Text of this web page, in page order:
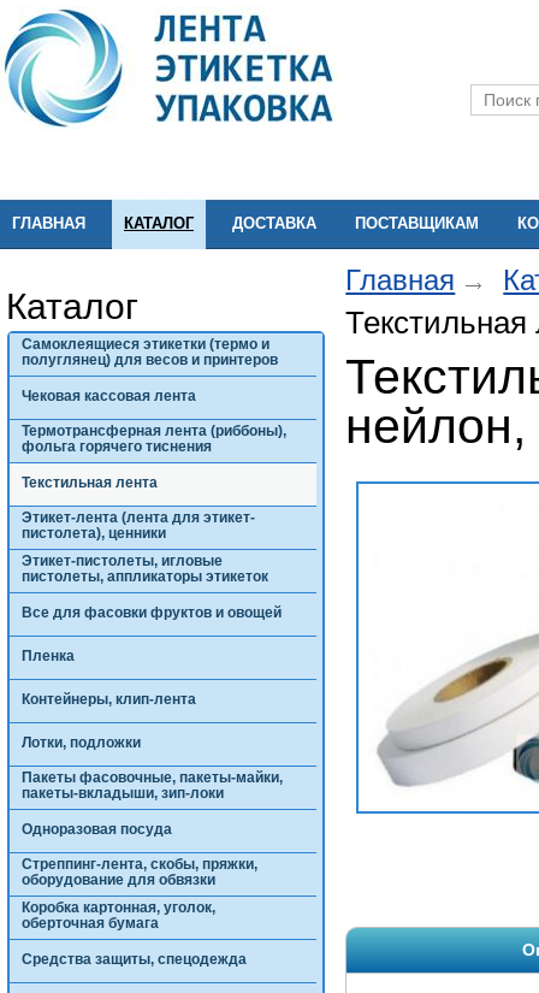
ГЛАВНАЯ КАТАЛОГ ДОСТАВКА ПОСТАВЩИКАМ
Каталог
Самоклеящиеся этикетки (термо и
полуглянец) для весов и принтеров
Чековая кассовая лента
Термотрансферная лента (риббоны),
фольга горячего тиснения
Текстильная лента
Этикет-лента (лента для этикет-
пистолета), ценники
Этикет-пистолеты, игловые
пистолеты, аппликаторы этикеток
Все для фасовки фруктов и овощей
Пленка
Контейнеры, клип-лента
Лотки, подложки
Пакеты фасовочные, пакеты-майки,
пакеты-вкладыши, зип-локи
Одноразовая посуда
Стреппинг-лента, скобы, пряжки,
оборудование для обвязки
Коробка картонная, уголок,
оберточная бумага
Средства защиты, спецодежда
Главная